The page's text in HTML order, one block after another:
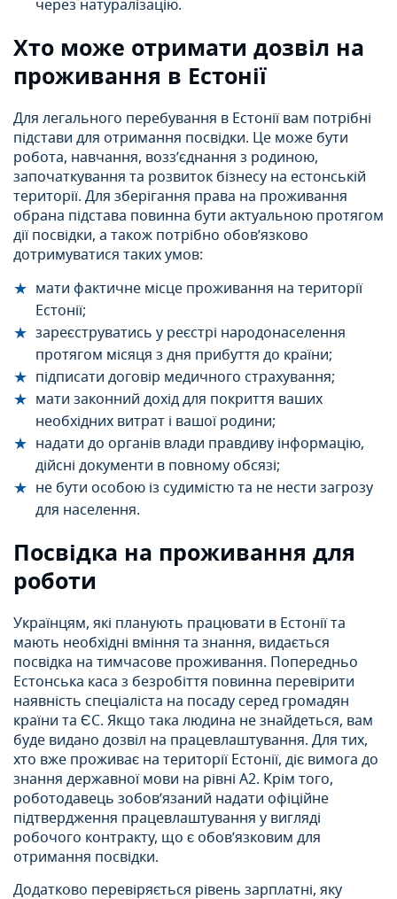
через натуралізацію.
Хто може отримати дозвіл на
проживання в Естонії
Для легального перебування в Естонії вам потрібні
підстави для отримання посвідки. Це може бути
робота, навчання, возз’єднання з родиною,
започаткування та розвиток бізнесу на естонській
території. Для зберігання права на проживання
обрана підстава повинна бути актуальною протягом
дії посвідки, а також потрібно обов’язково
дотримуватися таких умов:
мати фактичне місце проживання на території
Естонії;
зареєструватись у реєстрі народонаселення
протягом місяця з дня прибуття до країни;
підписати договір медичного страхування;
мати законний дохід для покриття ваших
необхідних витрат і вашої родини;
надати до органів влади правдиву інформацію,
дійсні документи в повному обсязі;
не бути особою із судимістю та не нести загрозу
для населення.
Посвідка на проживання для
роботи
Українцям, які планують працювати в Естонії та
мають необхідні вміння та знання, видається
посвідка на тимчасове проживання. Попередньо
Естонська каса з безробіття повинна перевірити
наявність спеціаліста на посаду серед громадян
країни та ЄС. Якщо така людина не знайдеться, вам
буде видано дозвіл на працевлаштування. Для тих,
хто вже проживає на території Естонії, діє вимога до
знання державної мови на рівні А2. Крім того,
роботодавець зобов’язаний надати офіційне
підтвердження працевлаштування у вигляді
робочого контракту, що є обов’язковим для
отримання посвідки.
Додатково перевіряється рівень зарплатні, яку